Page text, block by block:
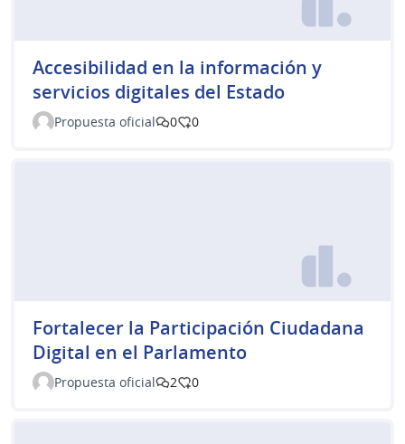
Accesibilidad en la información y
servicios digitales del Estado
Propuesta oficial 0 0
Fortalecer la Participación Ciudadana
Digital en el Parlamento
Propuesta oficial 2 0